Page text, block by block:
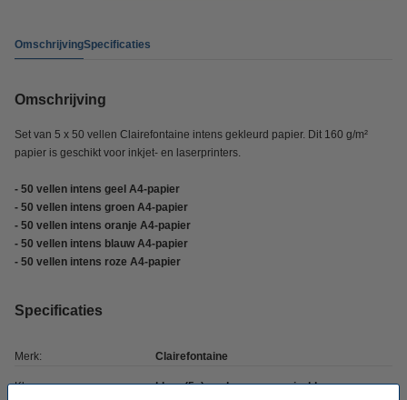
OmschrijvingSpecificaties
Omschrijving
Set van 5 x 50 vellen Clairefontaine intens gekleurd papier. Dit 160 g/m²
papier is geschikt voor inkjet- en laserprinters.
- 50 vellen intens geel A4-papier
- 50 vellen intens groen A4-papier
- 50 vellen intens oranje A4-papier
- 50 vellen intens blauw A4-papier
- 50 vellen intens roze A4-papier
Specificaties
Merk: Clairefontaine
Kleur: kleur (5x) geel, groen, oranje, blauw, roze